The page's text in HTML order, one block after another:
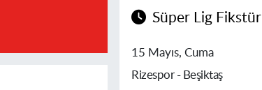
Süper Lig Fikstür
15 Mayıs, Cuma
Rizespor - Beşiktaş